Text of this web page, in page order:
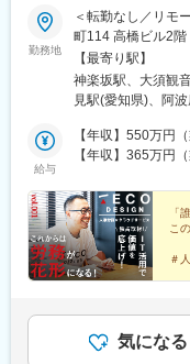
勤務地
＜転勤なし／リモ
町114 高橋ビル2
24-25 CK16伏見
町2-2-17RE-006 3
1-32 GLANZビル4
「適材適所の極み
て、ただ単に人材
る機会がある。 こ
す。 便宜上、各ポジションに分類していますが、あくまで”ざっく
りとしたくくり”。
まで培った知見や
と思っています。
【最寄り駅】
神楽坂駅、大須観
見駅(愛知県)、阿
給与
【年収】550万円
【年収】365万円
「
こ
＃
気になる